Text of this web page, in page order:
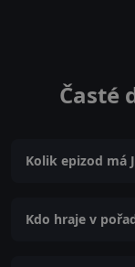
Časté
Kolik epizod má
Kdo hraje v